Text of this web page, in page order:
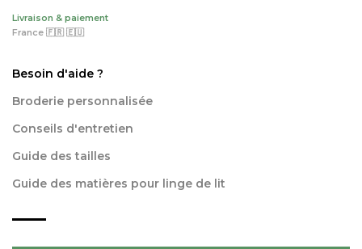
Livraison & paiement
France 🇫🇷 🇪🇺
Besoin d'aide ?
Broderie personnalisée
Conseils d'entretien
Guide des tailles
Guide des matières pour linge de lit